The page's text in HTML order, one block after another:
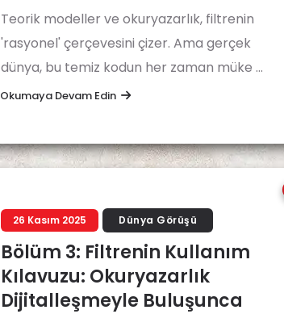
Teorik modeller ve okuryazarlık, filtrenin
'rasyonel' çerçevesini çizer. Ama gerçek
dünya, bu temiz kodun her zaman müke ...
Okumaya Devam Edin
26 Kasım 2025 Dünya Görüşü
Bölüm 3: Filtrenin Kullanım
Kılavuzu: Okuryazarlık
Dijitalleşmeyle Buluşunca